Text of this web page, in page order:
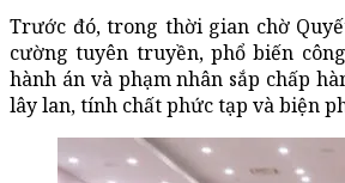
Trước đó, trong thời gian chờ
cường tuyên truyền, phổ biến
hành án và phạm nhân sắp chấp
lây lan, tính chất phức tạp và biện